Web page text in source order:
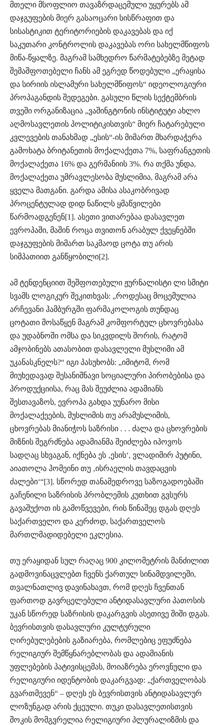
მთელი მსოფლიო თავაზრდაცემული უყურებს ამ
დაჯგუფების მიერ გასაოცარი სისწრაფით და
სისასტიკით ტერიტორიების დაკავებას და იქ
საკუთარი კონტროლის დაკავებას ორი სახელმწიფოს
მიწა-წყალზე. მაგრამ სამხედრო წარმატებებზე მეტად
შემაშფოთებელი ჩანს ამ ეგრედ წოდებული „ერაყისა
და სირიის ისლამური სახელმწიფოს“ იდეოლოგიური
პროპაგანდის შედეგები. გასული წლის სექტემბრის
თვეში ორგანიზაცია „ვაშინგტონის ინსტიტუტი ახლო
აღმოსავლეთის პოლიტიკისთვის“ მიერ ჩატარებული
კვლევების თანახმად „ესის“-ის მიმართ მხარდაჭერა
გამოხატა ბრიტანეთის მოქალაქეთა 7%, საფრანგეთის
მოქალაქეთა 16% და გერმანიის 3%. რა თქმა უნდა,
მოქალაქეთა უმრავლესობა მუსლიმია, მაგრამ არა
ყველა მათგანი. გარდა ამისა ასაკობრივად
პროცენტულად დიდ ნაწილს ყმაწვილები
წარმოადგენენ[1]. ასეთი ვითარებაა დასავლეთ
ევროპაში, მაშინ როცა თვითონ არაბულ ქვეყნებში
დაჯგუფების მიმართ საკმაოდ ცოტა თუ არის
სიმპათიით განწყობილი[2].
ამ ტენდენციით შეშფოთებული ჟურნალისტი ლი სმიტი
სვამს ლოგიკურ შეკითხვას: „როდესაც მოცემულია
არჩევანი ჰამბურგში ფარმაკოლოგის თუნდაც
ცოტათი მოსაწყენ მაგრამ კომფორტულ ცხოვრებასა
და უდაბნოში ომსა და სიკვდილს შორის, რატომ
ამჯობინებს ათასობით დასავლელი მუსლიმი ამ
უკანასკნელს?“ იგი პასუხობს: „იმიტომ, რომ
მიუხედავად შესანიშნავი სოციალური პირობებისა და
პროდუქციისა, რაც მას შეუძლია ადამიანს
შესთავაზოს, ევროპა გახდა უუნარო მისი
მოქალაქეების, მუსლიმის თუ არამუსლიმის,
ცხოვრებას მიანიჭოს საზრისი . . . ძალა და ცხოვრების
მიზნის შეგრძნება ადამიანმა შეიძლება იპოვოს
სადღაც სხვაგან, იქნება ეს ‚ესის‘, ვლადიმირ პუტინი,
აიათოლა ჰომეინი თუ ‚ისრაელის თავდაცვის
ძალები‘“[3]. სწორედ თანამედროვე საზოგადოებაში
გაჩენილი საზრისის პრობლემის კუთხით გვსურს
გავაშუქოთ ის გამოწვევები, რის წინაშეც დგას დღეს
საქართველო და კერძოდ, საქართველოს
მართლმადიდებელი ეკლესია.
თუ ერაყიდან სულ რაღაც 900 კილომეტრის მანძილით
გადმოვინაცვლებთ ჩვენს ქართულ სინამდვილეში,
თვალნათლივ დავინახავთ, რომ დღეს ჩვენთან
ფართოდ გავრცელებული ანტიდასავლური პათოსის
უკან სწორედ საზრისის დაკარგვის ასეთივე შიში დგას.
ბევრისთვის დასავლური კულტურული
ღირებულებების გაზიარება, რომლებიც ეფუძნება
რელიგიურ შემწყნარებლობას და ადამიანის
უფლებების პატივისცემას, მოიაზრება ეროვნული და
რელიგიური იდენტობის დაკარგვად: „ქართველობას
გვართმევენ“ – დღეს ეს ბევრისთვის ანტიდასავლურ
ლოზუნგად არის ქცეული. თუკი დასავლეთისთვის
შოკის მომგვრელია რელიგიური პლურალიზმის და